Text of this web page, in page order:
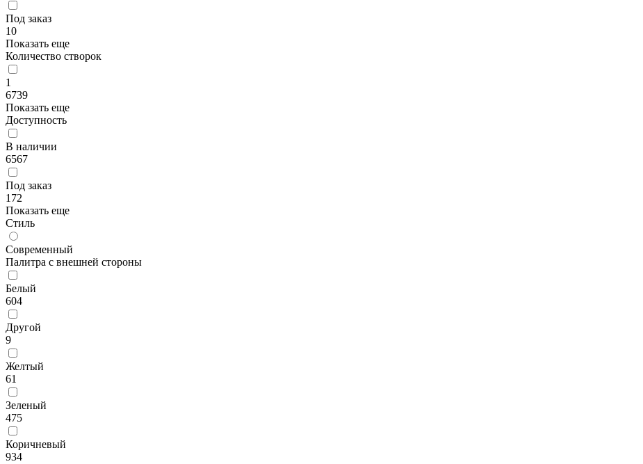
Под заказ
10
Показать еще
Количество створок
1
6739
Показать еще
Доступность
В наличии
6567
Под заказ
172
Показать еще
Стиль
Современный
Палитра с внешней стороны
Белый
604
Другой
9
Желтый
61
Зеленый
475
Коричневый
934